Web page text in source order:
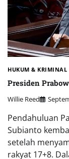
HUKUM & KRIMINAL
Presiden
Willie Reed
Pendahuluan
Subianto
setelah
rakyat 17+8.